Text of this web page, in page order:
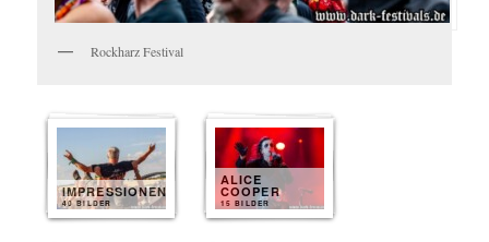
Rockharz Festival
IMPRESSIONEN
40 BILDER
ALICE
COOPER
15 BILDER